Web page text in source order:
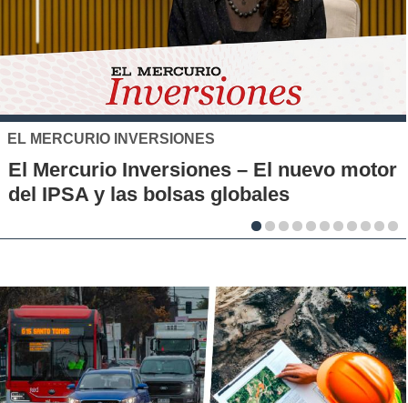
SANTO TOMÁS
IP-CFT Santo Tomás y Red de Hubs
Municipales firman alianza para impulsar
la innovación en los territorios